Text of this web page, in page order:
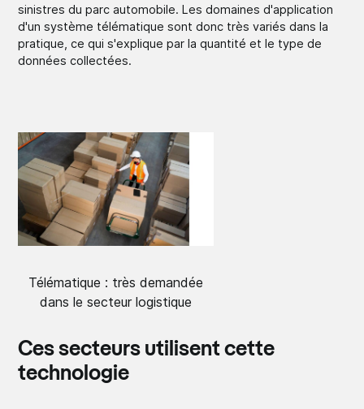
sinistres du parc automobile. Les domaines d'application
d'un système télématique sont donc très variés dans la
pratique, ce qui s'explique par la quantité et le type de
données collectées.
Télématique : très demandée
dans le secteur logistique
Ces secteurs utilisent cette
technologie